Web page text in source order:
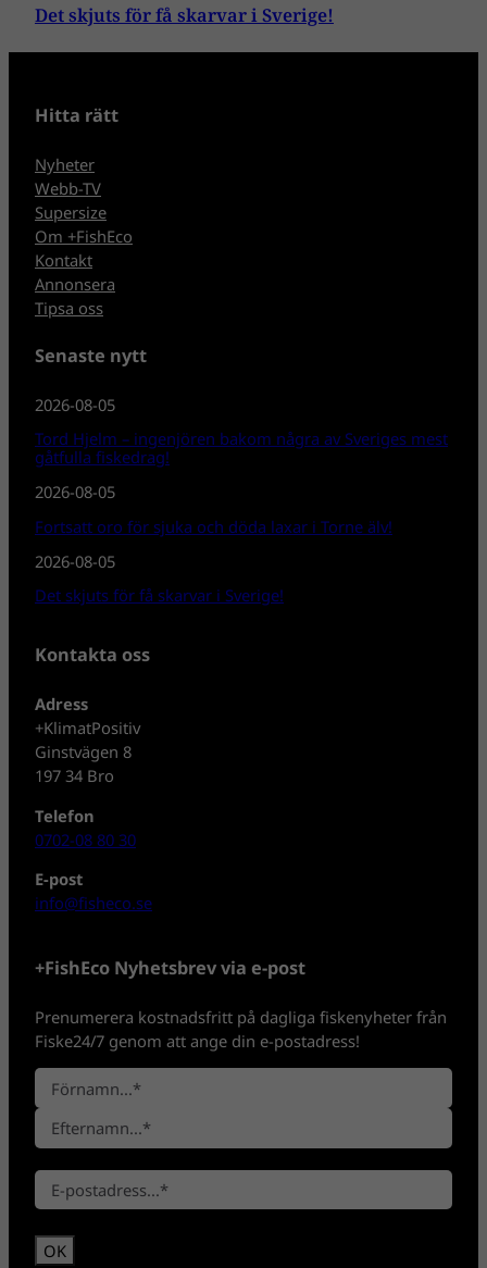
Det skjuts för få skarvar i Sverige!
Hitta rätt
Nyheter
Webb-TV
Supersize
Om +FishEco
Kontakt
Annonsera
Tipsa oss
Senaste nytt
2026-08-05
Tord Hjelm – ingenjören bakom några av Sveriges mest
gåtfulla fiskedrag!
2026-08-05
Fortsatt oro för sjuka och döda laxar i Torne älv!
2026-08-05
Det skjuts för få skarvar i Sverige!
Kontakta oss
Adress
+KlimatPositiv
Ginstvägen 8
197 34 Bro
Telefon
0702-08 80 30
E-post
info@fisheco.se
+FishEco Nyhetsbrev via e-post
Prenumerera kostnadsfritt på dagliga fiskenyheter från
Fiske24/7 genom att ange din e-postadress!
N
a
n
*
F
ö
r
a
m
n
t
e
E
-